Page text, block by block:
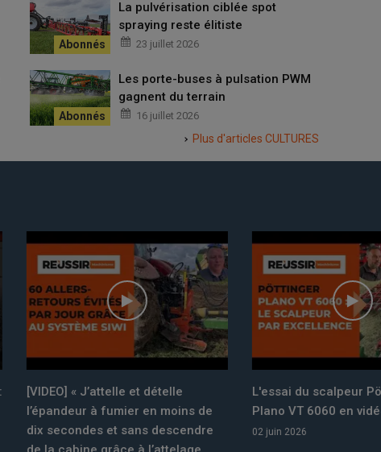
La pulvérisation ciblée spot
spraying reste élitiste
23 juillet 2026
Les porte-buses à pulsation PWM
gagnent du terrain
16 juillet 2026
Plus d'articles CULTURES
J’attelle et dételle
à fumier en moins de
et sans descendre
L'essai du scalpeur Pöttinger
Plano VT 6060 en vidéo
02 juin 2026